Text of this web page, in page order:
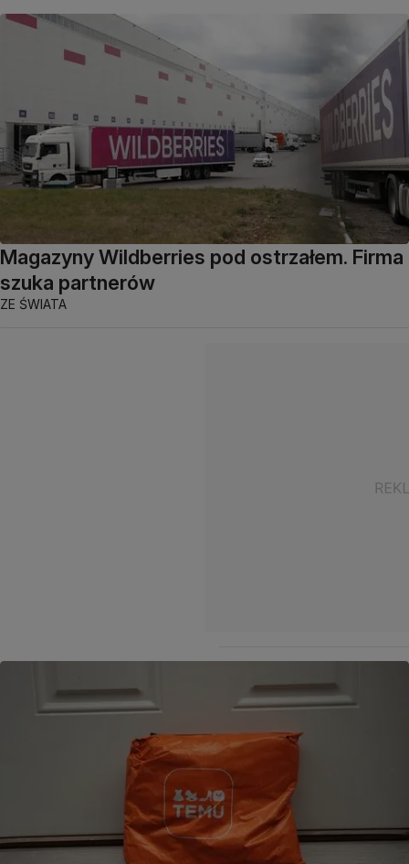
Magazyny Wildberries pod ostrzałem. Firma
szuka partnerów
ZE ŚWIATA